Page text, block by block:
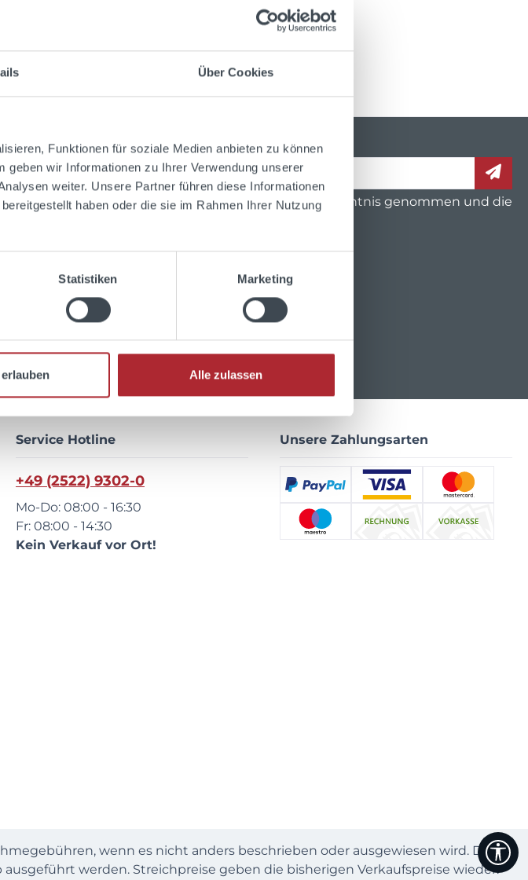
Über Cookies
Funktionen für soziale Medien anbieten zu können
wir Informationen zu Ihrer Verwendung unserer
weiter. Unsere Partner führen diese Informationen
haben oder die sie im Rahmen Ihrer Nutzung
Statistiken Marketing
Alle zulassen
E-Mail-Adresse
Ich habe dieDatenschutzbestimmungenzur Kenntnis genommen und die
Service Hotline
+49 (2522) 9302-0
Mo-Do: 08:00 - 16:30
Fr: 08:00 - 14:30
Kein Verkauf vor Ort!
Unsere Zahlungsarten
wenn es nicht anders beschrieben oder ausgewiesen wird. Die
werden. Streichpreise geben die bisherigen Verkaufspreise wieder.